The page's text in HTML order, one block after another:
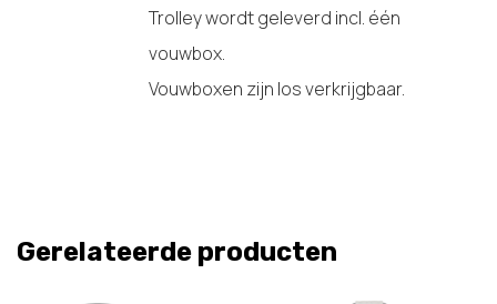
Trolley wordt geleverd incl. één
vouwbox.
Vouwboxen zijn los verkrijgbaar.
Gerelateerde producten